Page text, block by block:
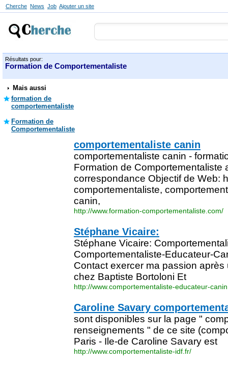
Cherche News Job Ajouter un site
Résultats pour:
Formation de Comportementaliste
Mais aussi
formation de
comportementaliste
Formation de
Comportementaliste
comportementaliste canin
comportementaliste canin -
Formation de Comportementaliste
correspondance Objectif de Web:
comportementaliste,
canin,
http://www.formation-comportementaliste.com/
Stéphane Vicaire:
Stéphane Vicaire:
Comportementaliste-Educateur-
Contact exercer ma passion
chez Baptiste Bortoloni Et
http://www.comportementaliste-educateur-
Caroline Savary
sont disponibles sur la page "
renseignements " de ce site
Paris - Ile-de Caroline Savary est
http://www.comportementaliste-idf.fr/